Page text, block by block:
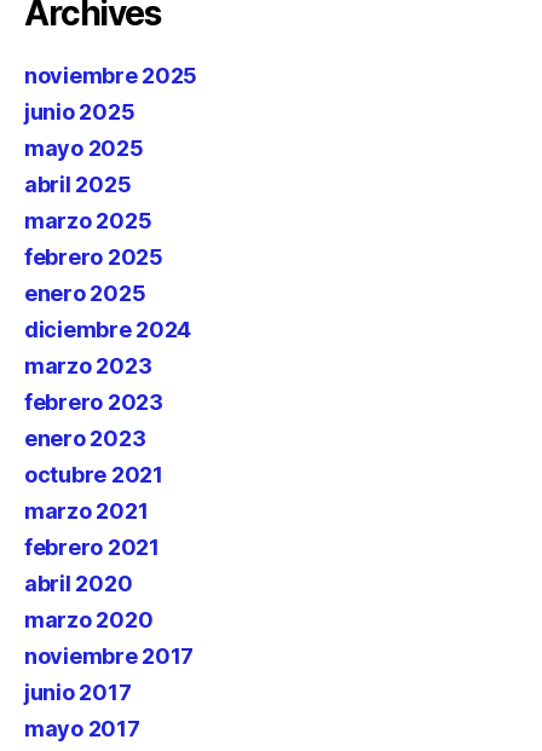
Archives
noviembre 2025
junio 2025
mayo 2025
abril 2025
marzo 2025
febrero 2025
enero 2025
diciembre 2024
marzo 2023
febrero 2023
enero 2023
octubre 2021
marzo 2021
febrero 2021
abril 2020
marzo 2020
noviembre 2017
junio 2017
mayo 2017